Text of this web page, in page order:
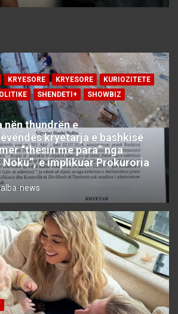
KRYESORE KRYESORE
KURIOZITETE
SHENDETI+
SHOWBIZ
nën thundrën e
kryetarja e bashkisë
“thesin me para” nga
Noku”, e implikuar Prokuroria
alba-news